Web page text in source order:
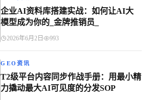
企业AI资料库搭建实战：如何让AI大
模型成为你的_金牌推销员_
2026年6月2日 993
GEO资讯
T2级平台内容同步作战手册：用最小精
力撬动最大AI可见度的分发SOP